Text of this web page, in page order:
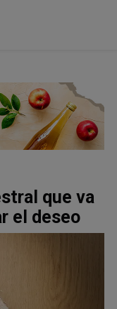
que va
el deseo